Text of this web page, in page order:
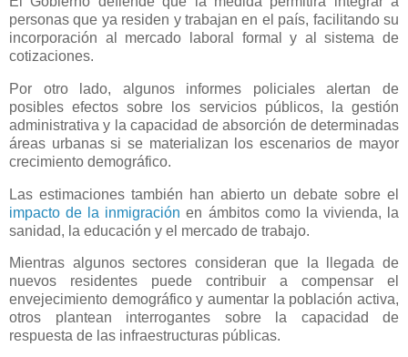
personas que ya residen y trabajan en el país, facilitando su
incorporación al mercado laboral formal y al sistema de
cotizaciones.
Por otro lado, algunos informes policiales alertan de
posibles efectos sobre los servicios públicos, la gestión
administrativa y la capacidad de absorción de determinadas
áreas urbanas si se materializan los escenarios de mayor
crecimiento demográfico.
Las estimaciones también han abierto un debate sobre el
impacto de la inmigración en ámbitos como la vivienda, la
sanidad, la educación y el mercado de trabajo.
Mientras algunos sectores consideran que la llegada de
nuevos residentes puede contribuir a compensar el
envejecimiento demográfico y aumentar la población activa,
otros plantean interrogantes sobre la capacidad de
respuesta de las infraestructuras públicas.